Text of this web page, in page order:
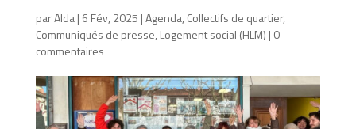
parAlda| 6 Fév, 2025 |Agenda, Collectifs de quartier,
Communiqués de presse, Logement social (HLM) | 0
commentaires